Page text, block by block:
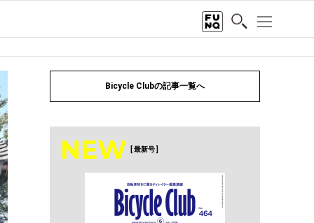
Bicycle Clubの記事一覧へ
NEW [ 最新号 ]